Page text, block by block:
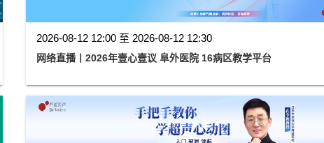
2026-08-12 12:00 至 2026-08-12 12:30
网络直播丨2026年壹心壹议 阜外医院 16病区教学平台